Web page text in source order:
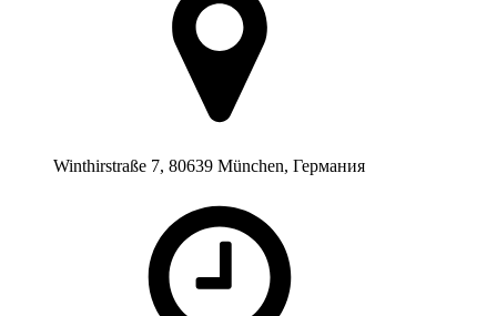
Winthirstraße 7, 80639 München, Германия